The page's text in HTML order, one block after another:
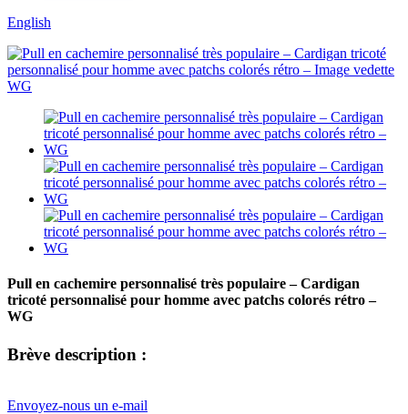
English
Pull en cachemire personnalisé très populaire – Cardigan
tricoté personnalisé pour homme avec patchs colorés rétro –
WG
Brève description :
Envoyez-nous un e-mail